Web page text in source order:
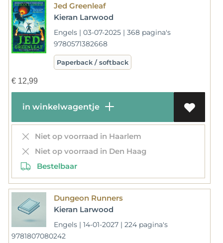
Jed Greenleaf
Kieran Larwood
Engels | 03-07-2025 | 368 pagina's
9780571382668
Paperback / softback
€12,99
in winkelwagentje
Niet op voorraad in Haarlem
Niet op voorraad in Den Haag
Bestelbaar
Dungeon Runners
Kieran Larwood
Engels | 14-01-2027 | 224 pagina's
9781807080242